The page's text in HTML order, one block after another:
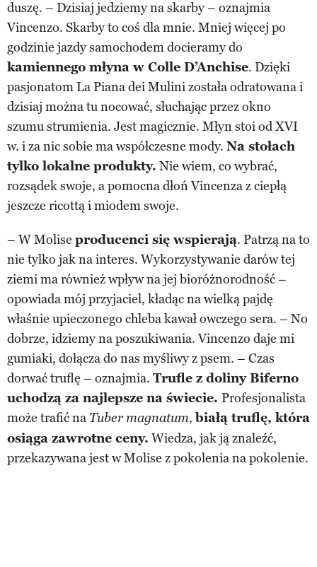
duszę. – Dzisiaj jedziemy na skarby – oznajmia
Vincenzo. Skarby to coś dla mnie. Mniej więcej po
godzinie jazdy samochodem docieramy do
kamiennego młyna w Colle D’Anchise. Dzięki
pasjonatom La Piana dei Mulini została odratowana i
dzisiaj można tu nocować, słuchając przez okno
szumu strumienia. Jest magicznie. Młyn stoi od XVI
w. i za nic sobie ma współczesne mody. Na stołach
tylko lokalne produkty. Nie wiem, co wybrać,
rozsądek swoje, a pomocna dłoń Vincenza z ciepłą
jeszcze ricottą i miodem swoje.
– W Molise producenci się wspierają. Patrzą na to
nie tylko jak na interes. Wykorzystywanie darów tej
ziemi ma również wpływ na jej bioróżnorodność –
opowiada mój przyjaciel, kładąc na wielką pajdę
właśnie upieczonego chleba kawał owczego sera. – No
dobrze, idziemy na poszukiwania. Vincenzo daje mi
gumiaki, dołącza do nas myśliwy z psem. – Czas
dorwać truflę – oznajmia. Trufle z doliny Biferno
uchodzą za najlepsze na świecie. Profesjonalista
może trafić na Tuber magnatum,białą truflę, która
osiąga zawrotne ceny. Wiedza, jak ją znaleźć,
przekazywana jest w Molise z pokolenia na pokolenie.